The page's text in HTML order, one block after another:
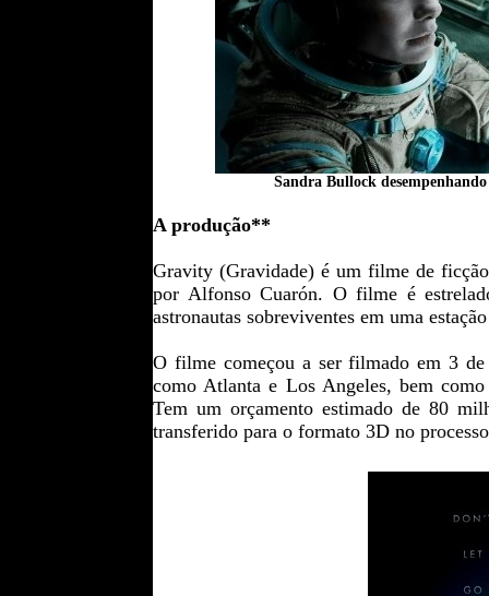
Sandra Bullock
A produção**
Gravity (Gravidade) é um filme de
por Alfonso Cuarón. O filme é
astronautas sobreviventes em uma
O filme começou a ser filmado em 3
como Atlanta e Los Angeles, bem
Tem um orçamento estimado de 80
transferido para o formato 3D no